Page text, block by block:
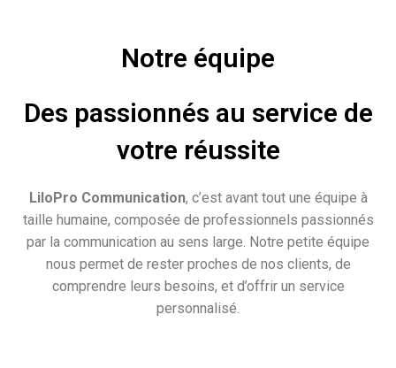
Notre équipe
Des passionnés au service de
votre réussite
LiloPro Communication, c’est avant tout une équipe à
taille humaine, composée de professionnels passionnés
par la communication au sens large. Notre petite équipe
nous permet de rester proches de nos clients, de
comprendre leurs besoins, et d’offrir un service
personnalisé.